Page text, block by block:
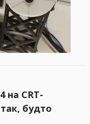
на CRT-
будто